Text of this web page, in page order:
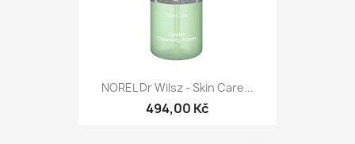
NOREL Dr Wilsz - Skin Care...
494,00 Kč